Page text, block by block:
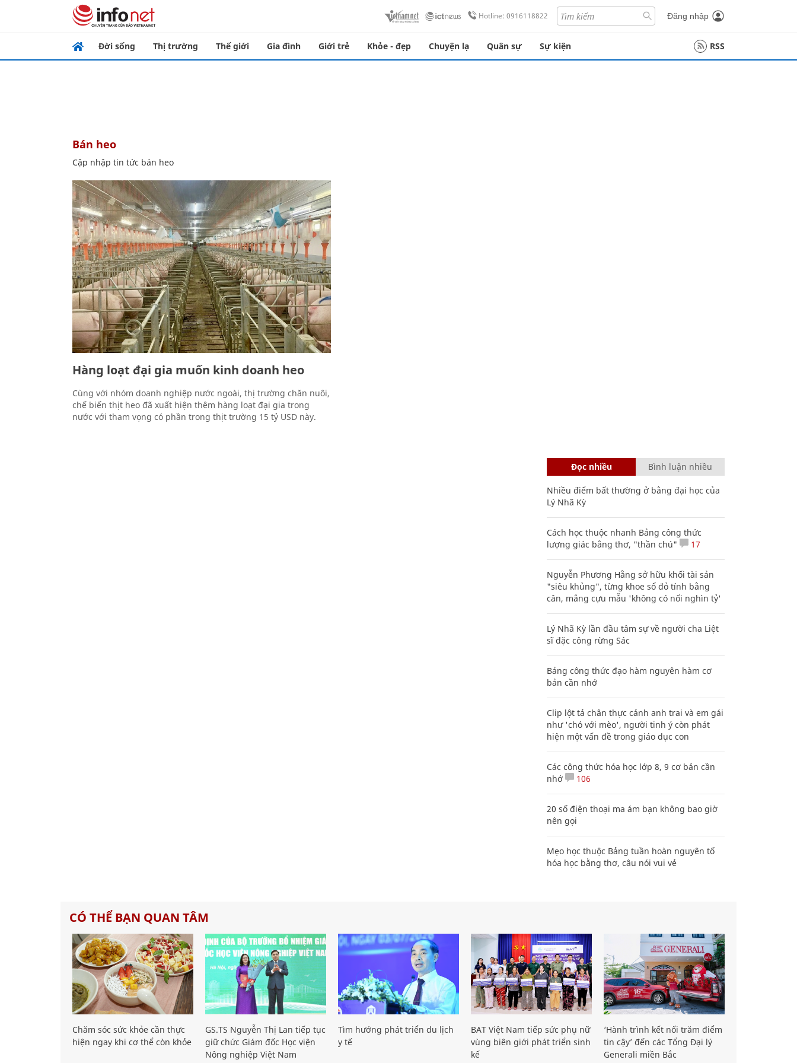
Hotline: 0916118822 Đăng nhập
Đời sống Thị trường Thế giới Gia đình Giới trẻ Khỏe - đẹp Chuyện lạ Quân sự Sự kiện RSS
bán heo
Cập nhập tin tức bán heo
Hàng loạt đại gia muốn kinh doanh heo
Cùng với nhóm doanh nghiệp nước ngoài, thị trường chăn nuôi,
chế biến thịt heo đã xuất hiện thêm hàng loạt đại gia trong
nước với tham vọng có phần trong thịt trường 15 tỷ USD này.
Đọc nhiều Bình luận nhiều
Nhiều điểm bất thường ở bằng đại học của
Lý Nhã Kỳ
Cách học thuộc nhanh Bảng công thức
lượng giác bằng thơ, "thần chú"
17
Nguyễn Phương Hằng sở hữu khối tài sản
"siêu khủng", từng khoe sổ đỏ tính bằng
cân, mắng cựu mẫu 'không có nổi nghìn tỷ'
Lý Nhã Kỳ lần đầu tâm sự về người cha Liệt
sĩ đặc công rừng Sác
Bảng công thức đạo hàm nguyên hàm cơ
bản cần nhớ
Clip lột tả chân thực cảnh anh trai và em gái
như 'chó với mèo', người tinh ý còn phát
hiện một vấn đề trong giáo dục con
Các công thức hóa học lớp 8, 9 cơ bản cần
nhớ
106
20 số điện thoại ma ám bạn không bao giờ
nên gọi
Mẹo học thuộc Bảng tuần hoàn nguyên tố
hóa học bằng thơ, câu nói vui vẻ
CÓ THỂ BẠN QUAN TÂM
Chăm sóc sức khỏe cần thực
hiện ngay khi cơ thể còn khỏe
GS.TS Nguyễn Thị Lan tiếp tục
giữ chức Giám đốc Học viện
Nông nghiệp Việt Nam
Tìm hướng phát triển du lịch
y tế
BAT Việt Nam tiếp sức phụ nữ
vùng biên giới phát triển sinh
kế
‘Hành trình kết nối trăm điểm
tin cậy’ đến các Tổng Đại lý
Generali miền Bắc